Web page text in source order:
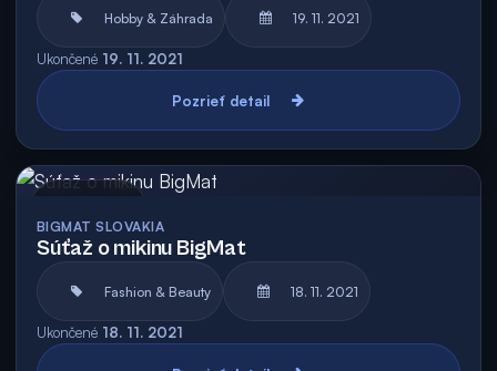
Hobby & Záhrada 19. 11. 2021
Ukončené 19. 11. 2021
Pozrieť detail
BIGMAT SLOVAKIA
Súťaž o mikinu BigMat
Fashion & Beauty 18. 11. 2021
Ukončené 18. 11. 2021